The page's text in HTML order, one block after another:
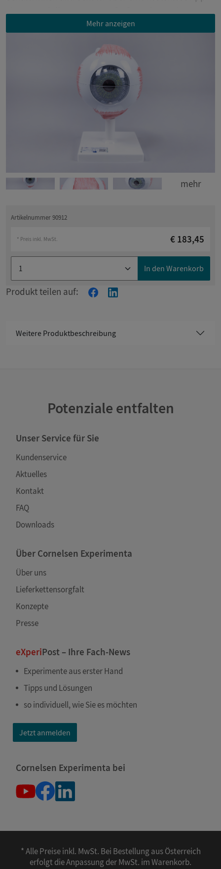
verfügbar für Smartphones, Tablets und Desktops.
Mehr anzeigen
mehr
Artikelnummer 90912
* Preis inkl. MwSt. € 183,45
In den Warenkorb
Produkt teilen auf:
Weitere Produktbeschreibung
Potenziale entfalten
Unser Service für Sie
Kundenservice
Aktuelles
Kontakt
FAQ
Downloads
Über Cornelsen Experimenta
Über uns
Lieferkettensorgfalt
Konzepte
Presse
eXperiPost – Ihre Fach-News
Experimente aus erster Hand
Tipps und Lösungen
so individuell, wie Sie es möchten
Jetzt anmelden
Cornelsen Experimenta bei
* Alle Preise inkl. MwSt. Bei Bestellung aus Österreich
erfolgt die Anpassung der MwSt. im Warenkorb.